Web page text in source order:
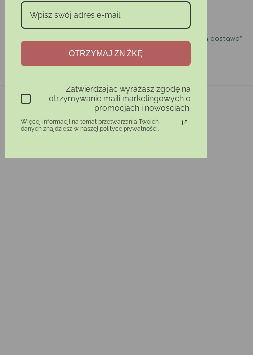
Darmowa dostawa*
OTRZYMAJ ZNIŻKĘ
Zatwierdzając wyrażasz zgodę na
otrzymywanie maili marketingowych o
promocjach i nowościach.
Więcej informacji na temat przetwarzania Twoich
danych znajdziesz w naszej polityce prywatności.